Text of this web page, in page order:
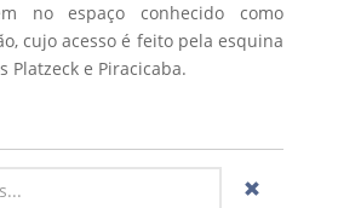
no espaço conhecido como
cujo acesso é feito pela esquina
Platzeck e Piracicaba.